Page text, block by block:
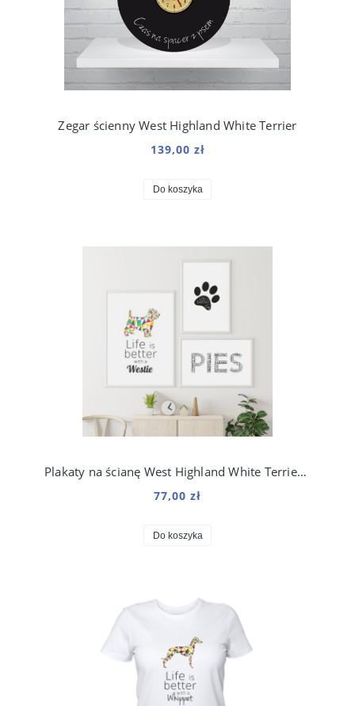
Zegar ścienny West Highland White Terrier
139,00 zł
Do koszyka
Plakaty na ścianę West Highland White Terrier zestaw do salonu
77,00 zł
Do koszyka